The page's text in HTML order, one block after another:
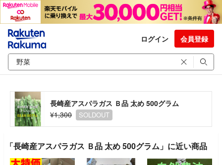
ログイン 会員登録
長崎産アスパラガス Ｂ品 太め 500グラム
¥1,300
SOLDOUT
「長崎産アスパラガス Ｂ品 太め 500グラム」に近い商品